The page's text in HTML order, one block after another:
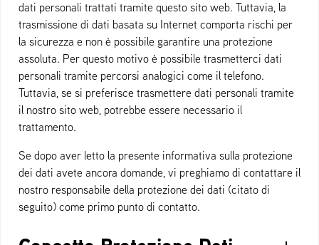
dati personali trattati tramite questo sito web. Tuttavia, la
trasmissione di dati basata su Internet comporta rischi per
la sicurezza e non è possibile garantire una protezione
assoluta. Per questo motivo è possibile trasmetterci dati
personali tramite percorsi analogici come il telefono.
Tuttavia, se si preferisce trasmettere dati personali tramite
il nostro sito web, potrebbe essere necessario il
trattamento.
Se dopo aver letto la presente informativa sulla protezione
dei dati avete ancora domande, vi preghiamo di contattare il
nostro responsabile della protezione dei dati (citato di
seguito) come primo punto di contatto.